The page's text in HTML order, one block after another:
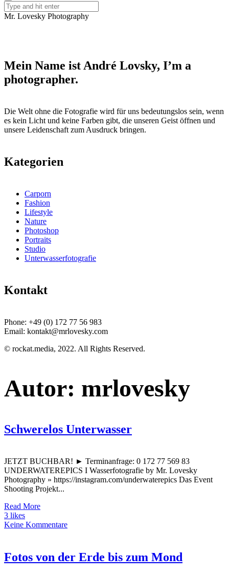
Mr. Lovesky Photography
Mein Name ist André Lovsky, I’m a
photographer.
Die Welt ohne die Fotografie wird für uns bedeutungslos sein, wenn
es kein Licht und keine Farben gibt, die unseren Geist öffnen und
unsere Leidenschaft zum Ausdruck bringen.
Kategorien
Carporn
Fashion
Lifestyle
Nature
Photoshop
Portraits
Studio
Unterwasserfotografie
Kontakt
Phone: +49 (0) 172 77 56 983
Email: kontakt@mrlovesky.com
© rockat.media, 2022. All Rights Reserved.
Autor: mrlovesky
Schwerelos Unterwasser
JETZT BUCHBAR! ► Terminanfrage: 0 172 77 569 83
UNDERWATEREPICS I Wasserfotografie by Mr. Lovesky
Photography » https://instagram.com/underwaterepics Das Event
Shooting Projekt...
Read More
3 likes
Keine Kommentare
Fotos von der Erde bis zum Mond